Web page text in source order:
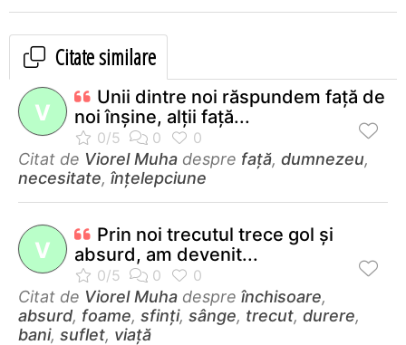
Citate similare
V
Unii dintre noi răspundem faţă de
noi înşine, alţii faţă...
Citat de Viorel Muha despre față, dumnezeu,
necesitate, înțelepciune
V
Prin noi trecutul trece gol şi
absurd, am devenit...
Citat de Viorel Muha despre închisoare,
absurd, foame, sfinți, sânge, trecut, durere,
bani, suflet, viață